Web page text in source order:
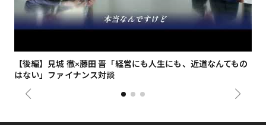
【後編】見城 徹×藤田 晋「経営にも人生にも、近道なんてもの
はない」ファイナンス対談